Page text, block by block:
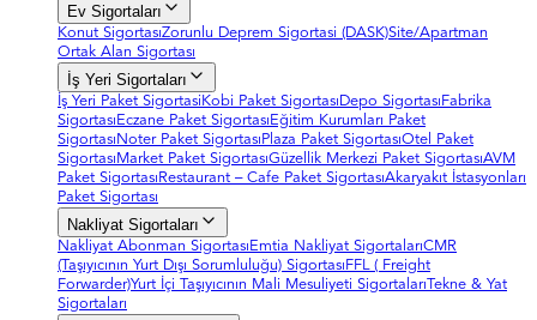
Ev Sigortaları
Konut SigortasıZorunlu Deprem Sigortasi (DASK)Site/Apartman
Ortak Alan Sigortası
İş Yeri Sigortaları
İş Yeri Paket Sigortasi Kobi Paket Sigortası Depo Sigortası Fabrika
Sigortası Eczane Paket Sigortası Eğitim Kurumları Paket
Sigortası Noter Paket Sigortası Plaza Paket SigortasıOtel Paket
Sigortası Market Paket SigortasıGüzellik Merkezi Paket SigortasıAVM
Paket Sigortası Restaurant – Cafe Paket SigortasıAkaryakıt İstasyonları
Paket Sigortası
Nakliyat Sigortaları
Nakliyat Abonman Sigortası Emtia Nakliyat SigortalarıCMR
(Taşıyıcının Yurt Dışı Sorumluluğu) Sigortası FFL ( Freight
Forwarder)Yurt İçi Taşıyıcının Mali Mesuliyeti SigortalarıTekne & Yat
Sigortaları